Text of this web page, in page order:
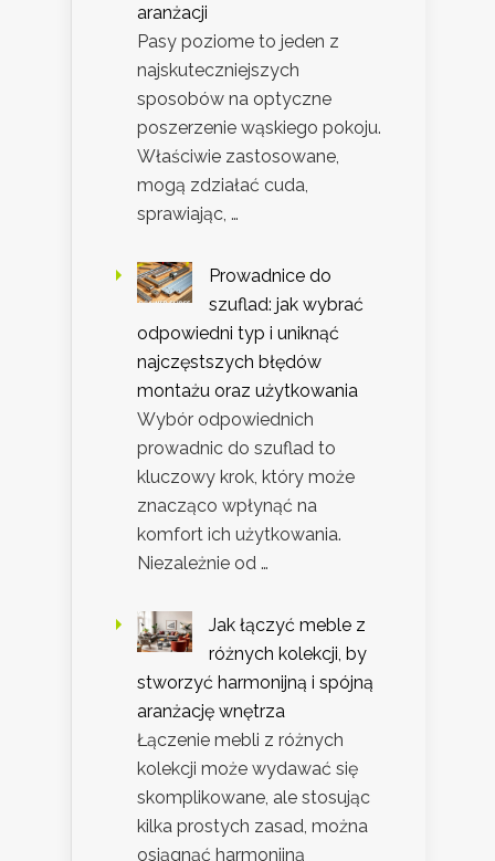
aranżacji
Pasy poziome to jeden z
najskuteczniejszych
sposobów na optyczne
poszerzenie wąskiego pokoju.
Właściwie zastosowane,
mogą zdziałać cuda,
sprawiając, …
Prowadnice do
szuflad: jak wybrać
odpowiedni typ i uniknąć
najczęstszych błędów
montażu oraz użytkowania
Wybór odpowiednich
prowadnic do szuflad to
kluczowy krok, który może
znacząco wpłynąć na
komfort ich użytkowania.
Niezależnie od …
Jak łączyć meble z
różnych kolekcji, by
stworzyć harmonijną i spójną
aranżację wnętrza
Łączenie mebli z różnych
kolekcji może wydawać się
skomplikowane, ale stosując
kilka prostych zasad, można
osiągnąć harmonijną